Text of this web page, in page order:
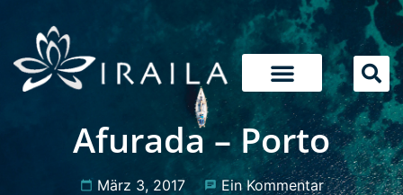
Afurada – Porto
März 3, 2017 Ein Kommentar